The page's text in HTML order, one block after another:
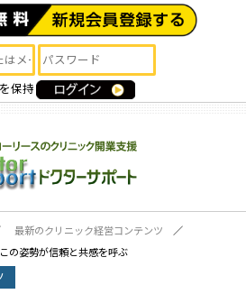
保持
最新のクリニック経営コンテンツ
の姿勢が信頼と共感を呼ぶ